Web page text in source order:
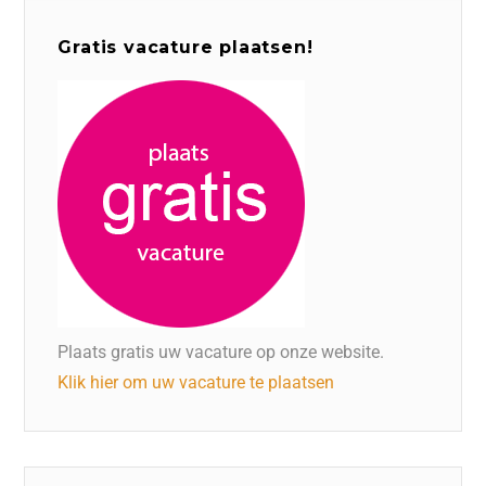
Gratis vacature plaatsen!
Plaats gratis uw vacature op onze website.
Klik hier om uw vacature te plaatsen